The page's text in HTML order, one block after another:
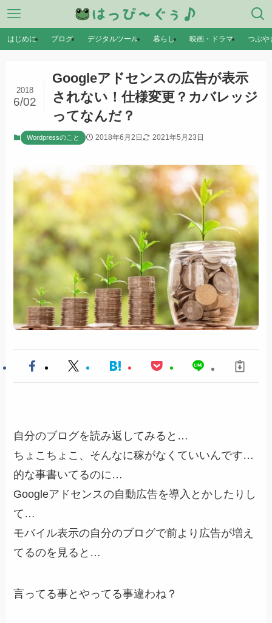
はじめに ブログ デジタルツール 暮らし 映画・ドラマ つぶや
Googleアドセンスの広告が表示
されない！仕様変更？カバレッジ
ってなんだ？
2018
6/02
Wordpressのこと 2018年6月2日 2021年5月23日
自分のブログを読み返してみると…
ちょこちょこ、そんなに稼がなくていいんです…
的な事書いてるのに…
Googleアドセンスの自動広告を導入とかしたりし
て…
モバイル表示の自分のブログで前より広告が増え
てるのを見ると…
言ってる事とやってる事違わね？